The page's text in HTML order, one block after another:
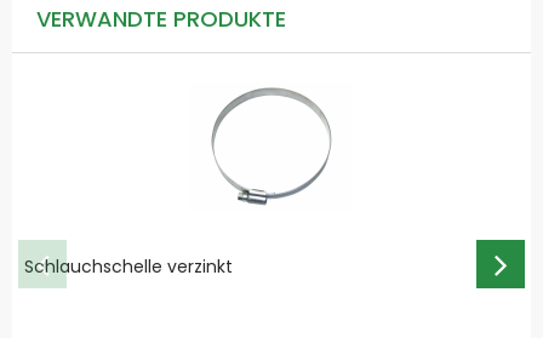
VERWANDTE PRODUKTE
Schlauchschelle verzinkt